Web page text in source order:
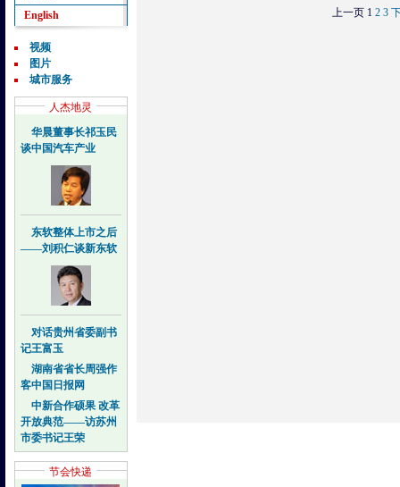
English
视频
图片
城市服务
人杰地灵
华晨董事长祁玉民
谈中国汽车产业
东软整体上市之后
——刘积仁谈新东软
对话贵州省委副书
记王富玉
湖南省省长周强作
客中国日报网
中新合作硕果 改革
开放典范——访苏州
市委书记王荣
节会快递
上一页 1 2 3